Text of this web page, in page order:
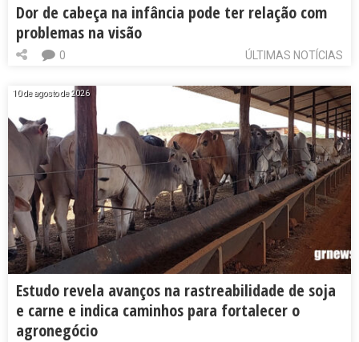
Dor de cabeça na infância pode ter relação com
problemas na visão
ÚLTIMAS NOTÍCIAS
0
10 de agosto de 2026
Estudo revela avanços na rastreabilidade de soja
e carne e indica caminhos para fortalecer o
agronegócio